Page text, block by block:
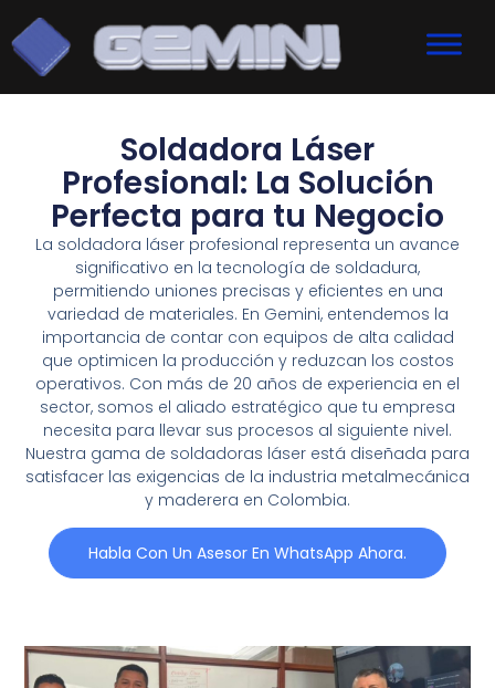
Soldadora Láser
Profesional: La Solución
Perfecta para tu Negocio
La soldadora láser profesional representa un avance
significativo en la tecnología de soldadura,
permitiendo uniones precisas y eficientes en una
variedad de materiales. En Gemini, entendemos la
importancia de contar con equipos de alta calidad
que optimicen la producción y reduzcan los costos
operativos. Con más de 20 años de experiencia en el
sector, somos el aliado estratégico que tu empresa
necesita para llevar sus procesos al siguiente nivel.
Nuestra gama de soldadoras láser está diseñada para
satisfacer las exigencias de la industria metalmecánica
y maderera en Colombia.
Habla Con Un Asesor En WhatsApp Ahora.